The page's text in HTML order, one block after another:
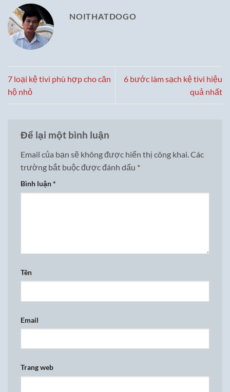
NOITHATDOGO
7 loại kệ tivi phù hợp cho căn
hộ nhỏ
6 bước làm sạch kệ tivi hiệu
quả nhất
Để lại một bình luận
Email của bạn sẽ không được hiển thị công khai.Các
trường bắt buộc được đánh dấu *
Bình luận*
Tên
Email
Trang web